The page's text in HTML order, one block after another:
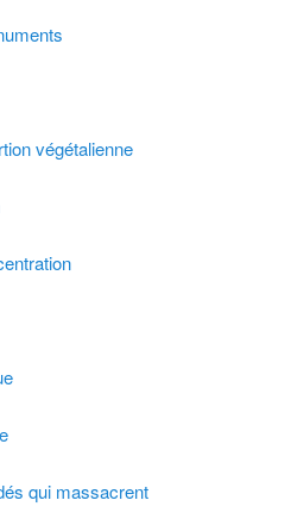
végétalienne
qui massacrent